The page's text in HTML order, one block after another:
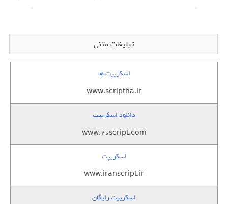
تبلیغات متنی
اسکریپت ها
www.scriptha.ir
دانلود اسکریپت
www.20script.com
اسکریپت
www.iranscript.ir
اسکریپت رایگان